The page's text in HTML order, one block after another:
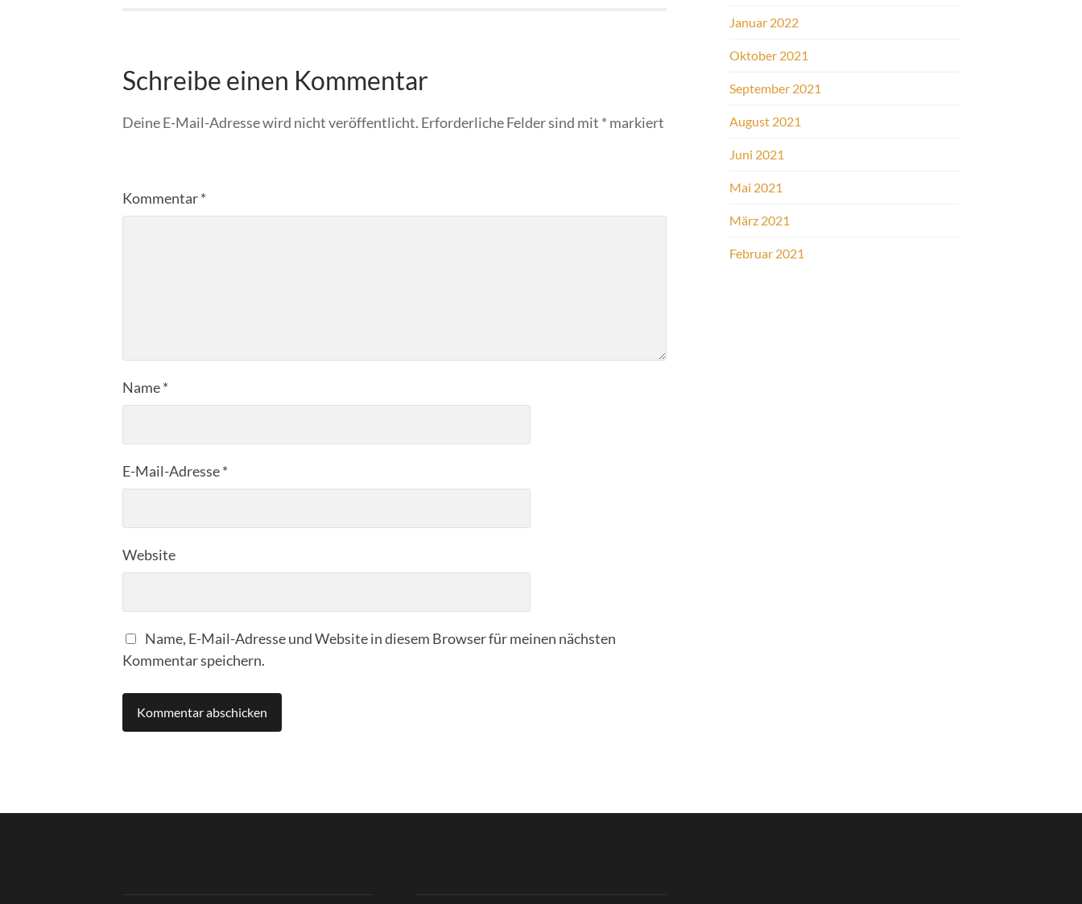
Schreibe einen Kommentar
Deine E-Mail-Adresse wird nicht veröffentlicht. Erforderliche Felder sind mit * markiert
Kommentar*
Name*
E-Mail-Adresse*
Website
Name, E-Mail-Adresse und Website in diesem Browser für meinen nächsten
Kommentar speichern.
Januar 2022
Oktober 2021
September 2021
August 2021
Juni 2021
Mai 2021
März 2021
Februar 2021